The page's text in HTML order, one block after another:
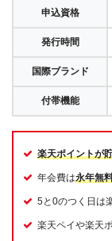
申込資格
発行時間
国際ブランド
付帯機能
楽天ポイントが
年会費は永年無
5と0のつく日は
楽天ペイや楽天